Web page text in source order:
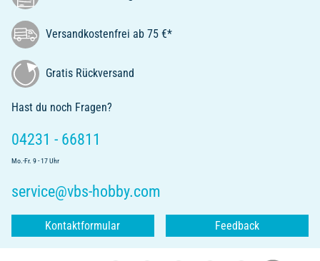
Versandkostenfrei ab 75 €*
Gratis Rückversand
Hast du noch Fragen?
04231 - 66811
Mo.-Fr. 9 - 17 Uhr
service@vbs-hobby.com
Kontaktformular Feedback